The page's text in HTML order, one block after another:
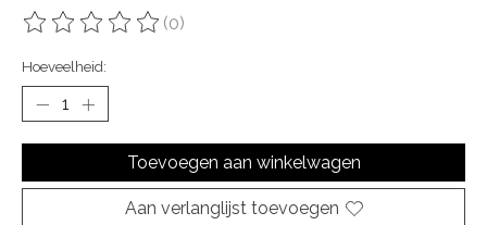
De beoordeling van dit product is
(0)
Hoeveelheid:
Toevoegen aan winkelwagen
Aan verlanglijst toevoegen